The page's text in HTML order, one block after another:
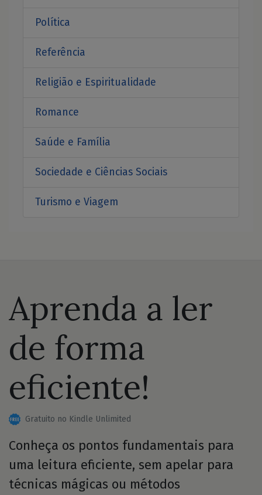
Política
Referência
Religião e Espiritualidade
Romance
Saúde e Família
Sociedade e Ciências Sociais
Turismo e Viagem
Aprenda a ler
de forma
eficiente!
Gratuito no Kindle Unlimited
Conheça os pontos fundamentais para
uma leitura eficiente, sem apelar para
técnicas mágicas ou métodos